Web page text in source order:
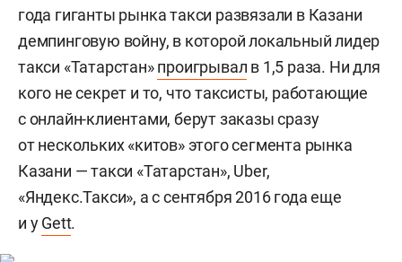
года гиганты рынка такси развязали в Казани
демпинговую войну, в которой локальный лидер
такси «Татарстан»проигрывал в 1,5 раза. Ни для
кого не секрет и то, что таксисты, работающие
с онлайн-клиентами, берут заказы сразу
от нескольких «китов» этого сегмента рынка
Казани — такси «Татарстан», Uber,
«Яндекс.Такси», а с сентября 2016 года еще
и уGett.